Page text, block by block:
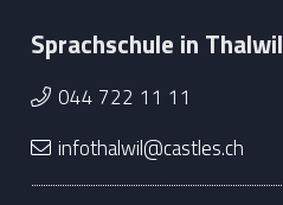
Sprachschule in Thalwil
044 722 11 11
infothalwil@castles.ch